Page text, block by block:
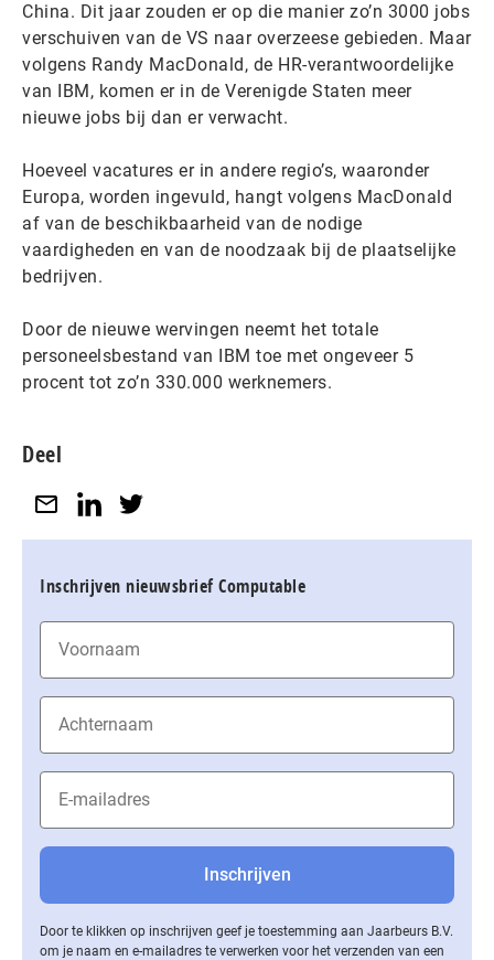
China. Dit jaar zouden er op die manier zo’n 3000 jobs
verschuiven van de VS naar overzeese gebieden. Maar
volgens Randy MacDonald, de HR-verantwoordelijke
van IBM, komen er in de Verenigde Staten meer
nieuwe jobs bij dan er verwacht.
Hoeveel vacatures er in andere regio’s, waaronder
Europa, worden ingevuld, hangt volgens MacDonald
af van de beschikbaarheid van de nodige
vaardigheden en van de noodzaak bij de plaatselijke
bedrijven.
Door de nieuwe wervingen neemt het totale
personeelsbestand van IBM toe met ongeveer 5
procent tot zo’n 330.000 werknemers.
Deel
Inschrijven nieuwsbrief Computable
Door te klikken op inschrijven geef je toestemming aan Jaarbeurs B.V.
om je naam en e-mailadres te verwerken voor het verzenden van een